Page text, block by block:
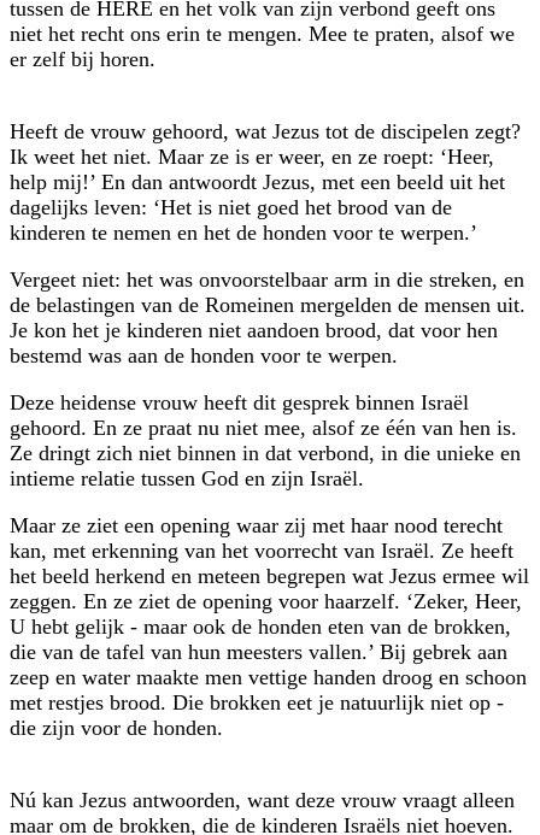
tussen de HERE en het volk van zijn verbond geeft ons
niet het recht ons erin te mengen. Mee te praten, alsof we
er zelf bij horen.
Heeft de vrouw gehoord, wat Jezus tot de discipelen zegt?
Ik weet het niet. Maar ze is er weer, en ze roept: ‘Heer,
help mij!’ En dan antwoordt Jezus, met een beeld uit het
dagelijks leven: ‘Het is niet goed het brood van de
kinderen te nemen en het de honden voor te werpen.’
Vergeet niet: het was onvoorstelbaar arm in die streken, en
de belastingen van de Romeinen mergelden de mensen uit.
Je kon het je kinderen niet aandoen brood, dat voor hen
bestemd was aan de honden voor te werpen.
Deze heidense vrouw heeft dit gesprek binnen Israël
gehoord. En ze praat nu niet mee, alsof ze één van hen is.
Ze dringt zich niet binnen in dat verbond, in die unieke en
intieme relatie tussen God en zijn Israël.
Maar ze ziet een opening waar zij met haar nood terecht
kan, met erkenning van het voorrecht van Israël. Ze heeft
het beeld herkend en meteen begrepen wat Jezus ermee wil
zeggen. En ze ziet de opening voor haarzelf. ‘Zeker, Heer,
U hebt gelijk - maar ook de honden eten van de brokken,
die van de tafel van hun meesters vallen.’ Bij gebrek aan
zeep en water maakte men vettige handen droog en schoon
met restjes brood. Die brokken eet je natuurlijk niet op -
die zijn voor de honden.
Nú kan Jezus antwoorden, want deze vrouw vraagt alleen
maar om de brokken, die de kinderen Israëls niet hoeven.